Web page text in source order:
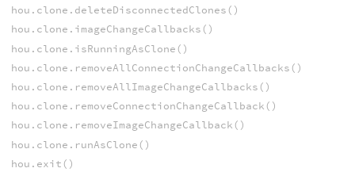
hou.clone.deleteDisconnectedClones()
hou.clone.imageChangeCallbacks()
hou.clone.isRunningAsClone()
hou.clone.removeAllConnectionChangeCallbacks()
hou.clone.removeAllImageChangeCallbacks()
hou.clone.removeConnectionChangeCallback()
hou.clone.removeImageChangeCallback()
hou.clone.runAsClone()
hou.exit()